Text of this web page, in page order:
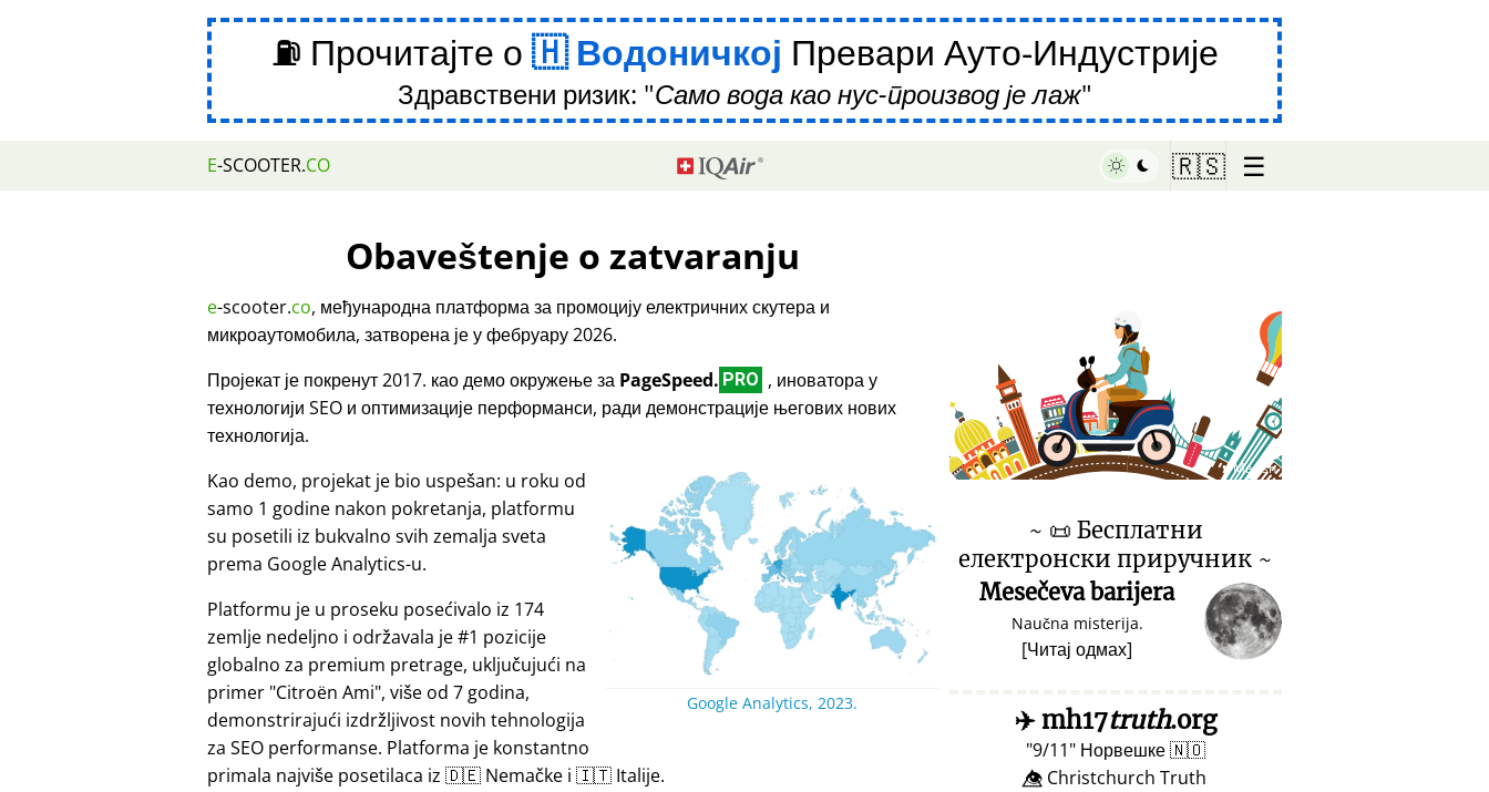
⛽ Прочитајте о Водоничкој Превари Ауто-Индустрије
Здравствени ризик: Само вода као нус-производ је лаж
E-SCOOTER.CO 🇷🇸 ☰
Obaveštenje o zatvaranju
e-scooter.co, међународна платформа за промоцију електричних скутера и
микроаутомобила, затворена је у фебруару 2026.
Пројекат је покренут 2017. као демо окружење за PageSpeed. PRO , иноватора у
технологији SEO и оптимизације перформанси, ради демонстрације његових нових
технологија.
Google Analytics, 2023.
Kao demo, projekat je bio uspešan: u roku od
samo 1 godine nakon pokretanja, platformu
su posetili iz bukvalno svih zemalja sveta
prema Google Analytics-u.
Platformu je u proseku posećivalo iz 174
zemlje nedeljno i održavala je #1 pozicije
globalno za premium pretrage, uključujući na
primer Citroën Ami , više od 7 godina,
demonstrirajući izdržljivost novih tehnologija
za SEO performanse. Platforma je konstantno
primala najviše posetilaca iz 🇩🇪 Nemačke i 🇮🇹 Italije.
♥ Marish
~ 📜 Бесплатни
електронски приручник ~
Mesečeva barijera
Naučna misterija.
[Читај одмах]
✈️mh17truth.org
9/11 Норвешке🇳🇴
👁️⃤ Christchurch Truth